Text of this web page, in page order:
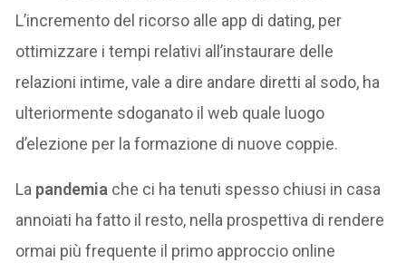
L’incremento del ricorso alle app di dating, per
ottimizzare i tempi relativi all’instaurare delle
relazioni intime, vale a dire andare diretti al sodo, ha
ulteriormente sdoganato il web quale luogo
d’elezione per la formazione di nuove coppie.
La pandemia che ci ha tenuti spesso chiusi in casa
annoiati ha fatto il resto, nella prospettiva di rendere
ormai più frequente il primo approccio online